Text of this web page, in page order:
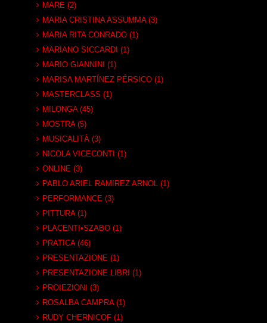
MARE (2)
MARIA CRISTINA ASSUMMA (3)
MARIA RITA CONRADO (1)
MARIANO SICCARDI (1)
MARIO GIANNINI (1)
MARISA MARTÍNEZ PÉRSICO (1)
MASTERCLASS (1)
MILONGA (45)
MOSTRA (5)
MUSICALITÀ (3)
NICOLA VICECONTI (1)
ONLINE (3)
PABLO ARIEL RAMIREZ ARNOL (1)
PERFORMANCE (3)
PITTURA (1)
PLACENTI•SZABO (1)
PRATICA (46)
PRESENTAZIONE (1)
PRESENTAZIONE LIBRI (1)
PROIEZIONI (3)
ROSALBA CAMPRA (1)
RUDY CHERNICOF (1)